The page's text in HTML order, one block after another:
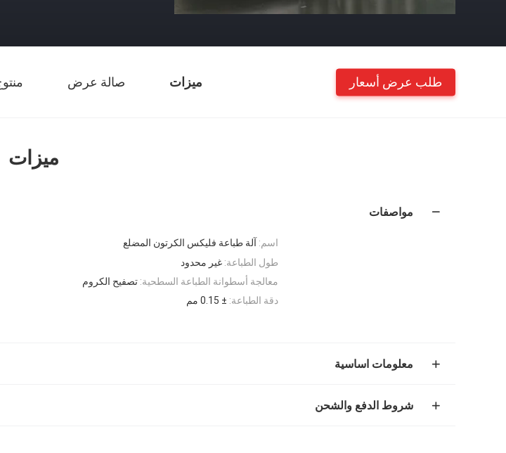
ميزات صالة عرض طلب عرض أسعار
ميزات
مواصفات
اسم: آلة طباعة فليكس الكرتون المضلع
طول الطباعة: غير محدود
معالجة أسطوانة الطباعة السطحية: تصفيح الكروم
دقة الطباعة: ± 0.15 مم
معلومات اساسية
شروط الدفع والشحن